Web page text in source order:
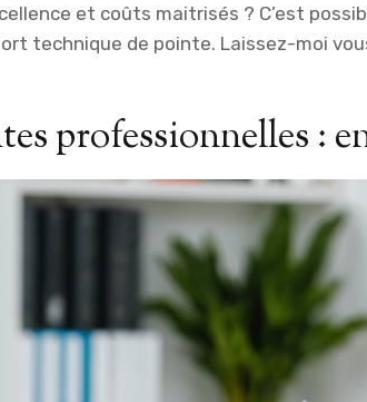
et coûts maitrisés ? C’est
technique de pointe. Laissez-moi
professionnelles :